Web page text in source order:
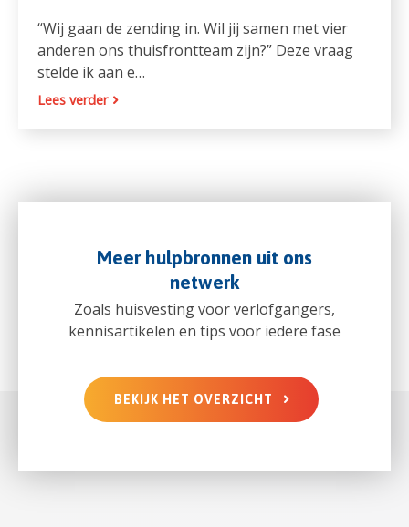
“Wij gaan de zending in. Wil jij samen met vier
anderen ons thuisfrontteam zijn?” Deze vraag
stelde ik aan e…
Lees verder
Meer hulpbronnen uit ons
netwerk
Zoals huisvesting voor verlofgangers,
kennisartikelen en tips voor iedere fase
BEKIJK HET OVERZICHT